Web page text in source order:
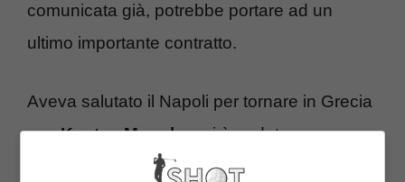
comunicata già, potrebbe portare ad un
ultimo importante contratto.
Aveva salutato il Napoli per tornare in Grecia
ma,Kostas Manolas, si è goduto
un’importante esperienza altrove fatta anche